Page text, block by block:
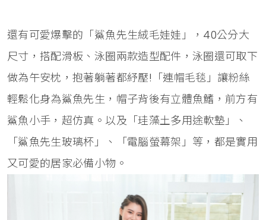
還有可愛爆擊的「鯊魚先生絨毛娃娃」，40公分大
尺寸，搭配滑板、泳圈兩款造型配件，泳圈還可取下
做為午安枕，抱著躺著都紓壓!「連帽毛毯」讓粉絲
輕鬆化身為鯊魚先生，帽子背後有立體魚鰭，前方有
鯊魚小手，超仿真。以及「珪藻土多用途軟墊」、
「鯊魚先生玻璃杯」、「電腦螢幕架」等，都是實用
又可愛的居家必備小物。